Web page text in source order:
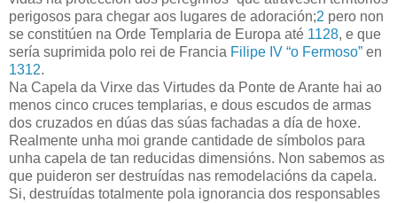
perigosos para chegar aos lugares de adoración;2 pero non
se constitúen na Orde Templaria de Europa até 1128, e que
sería suprimida polo rei de Francia Filipe IV “o Fermoso” en
1312.
Na Capela da Virxe das Virtudes da Ponte de Arante hai ao
menos cinco cruces templarias, e dous escudos de armas
dos cruzados en dúas das súas fachadas a día de hoxe.
Realmente unha moi grande cantidade de símbolos para
unha capela de tan reducidas dimensións. Non sabemos as
que puideron ser destruídas nas remodelacións da capela.
Si, destruídas totalmente pola ignorancia dos responsables